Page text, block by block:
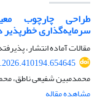
طراحی چارچوب
سرمایه‌گذاری خطرپذیر
مقالات آماده انتشار،
محمدمبین شفیعی ناطق،
مشاهده مقاله